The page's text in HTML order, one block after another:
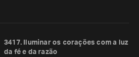
3417. Iluminar os corações com a luz
da fé e da razão